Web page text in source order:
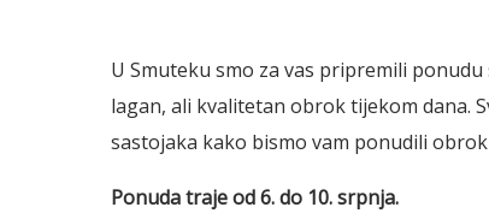
U Smuteku smo za vas pripremili
lagan, ali kvalitetan obrok tijekom dana.
sastojaka kako bismo vam ponudili
Ponuda traje od 6. do 10. srpnja.